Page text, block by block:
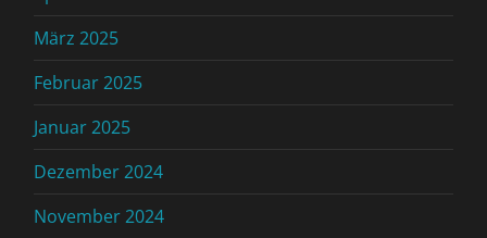
März 2025
Februar 2025
Januar 2025
Dezember 2024
November 2024